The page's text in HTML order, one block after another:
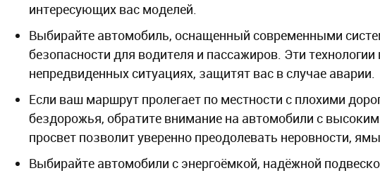
интересующих вас моделей.
Выбирайте автомобиль, оснащенный современными
безопасности для водителя и пассажиров. Эти
непредвиденных ситуациях, защитят вас в случае аварии.
Если ваш маршрут пролегает по местности с плохими
бездорожья, обратите внимание на автомобили с
просвет позволит уверенно преодолевать неровности,
Выбирайте автомобили с энергоёмкой, надёжной